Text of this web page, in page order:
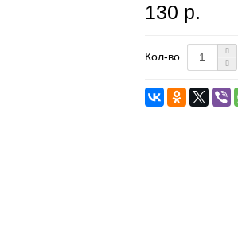
130 р.
Кол-во